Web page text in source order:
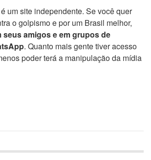
é um site independente. Se você quer
o golpismo e por um Brasil melhor,
amigos e em grupos de
. Quanto mais gente tiver acesso
poder terá a manipulação da mídia